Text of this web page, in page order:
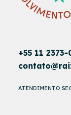
+55 11
ATENDIMENTO